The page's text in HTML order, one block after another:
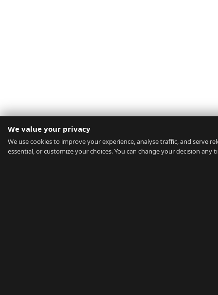
We value your privacy
We use cookies to improve your experience, analyse traffic, and serve
essential, or customize your choices. You can change your decision any